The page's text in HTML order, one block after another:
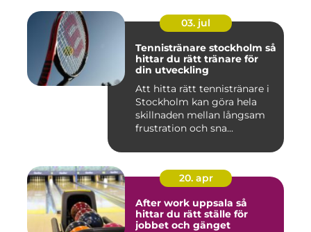
03. jul
Tennistränare stockholm så
hittar du rätt tränare för
din utveckling
Att hitta rätt tennistränare i
Stockholm kan göra hela
skillnaden mellan långsam
frustration och sna...
20. apr
After work uppsala så
hittar du rätt ställe för
jobbet och gänget